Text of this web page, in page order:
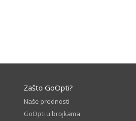
Zašto GoOpti?
Naše prednosti
GoOpti u brojkama